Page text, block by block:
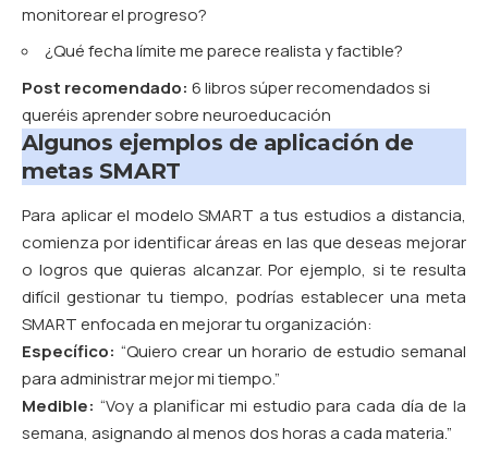
monitorear el progreso?
¿Qué fecha límite me parece realista y factible?
Post recomendado: 6 libros súper recomendados si
queréis aprender sobre neuroeducación
Algunos ejemplos de aplicación de
metas SMART
Para aplicar el modelo SMART a tus estudios a distancia,
comienza por identificar áreas en las que deseas mejorar
o logros que quieras alcanzar. Por ejemplo, si te resulta
difícil gestionar tu tiempo, podrías establecer una meta
SMART enfocada en mejorar tu organización:
Específico: “Quiero crear un horario de estudio semanal
para administrar mejor mi tiempo.”
Medible: “Voy a planificar mi estudio para cada día de la
semana, asignando al menos dos horas a cada materia.”